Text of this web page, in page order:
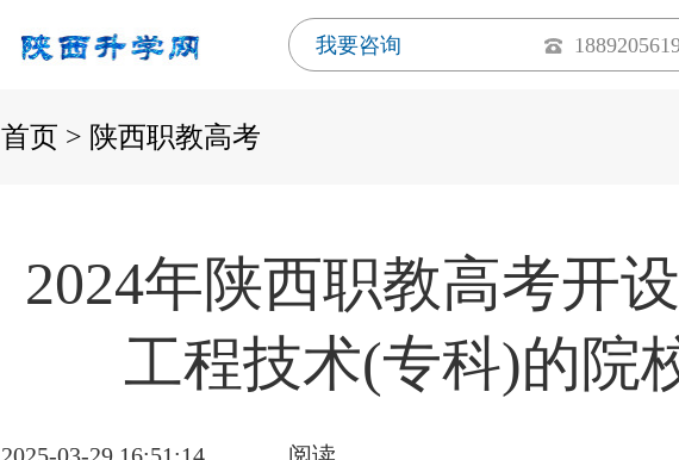
我要咨询
首页 > 陕西职教高考
2024年陕西职教高考开
工程技术(专科)的院